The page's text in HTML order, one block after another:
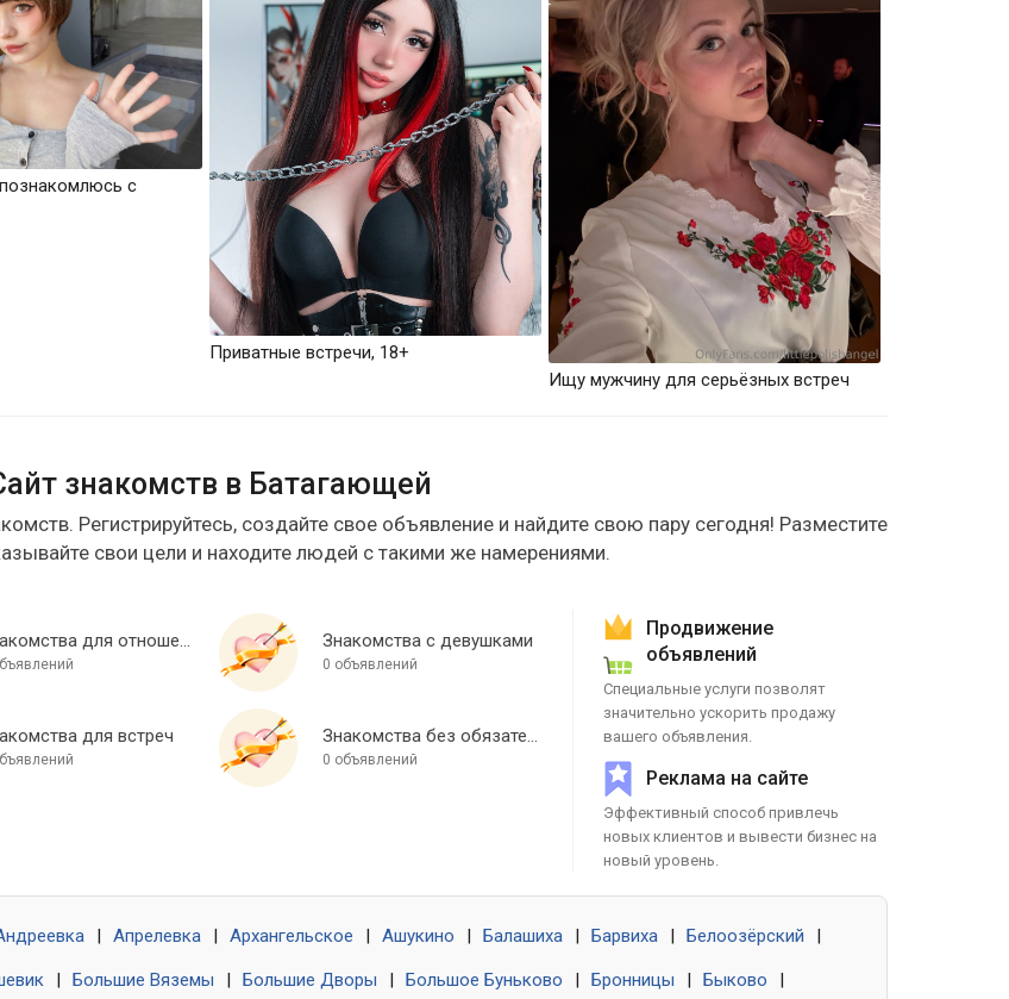
с
Приватные встречи, 18+
Ищу мужчину для серьёзных встреч
знакомств в Батагающей
Регистрируйтесь, создайте свое объявление и найдите свою пару сегодня! Разместите
свои цели и находите людей с такими же намерениями.
Знакомства для отношений Знакомства с девушками
0 объявлений
для встреч Знакомства без обязательств
0 объявлений
Продвижение
объявлений
Специальные услуги позволят
значительно ускорить продажу
вашего объявления.
Реклама на сайте
Эффективный способ привлечь
новых клиентов и вывести бизнес на
новый уровень.
Апрелевка Архангельское Ашукино Балашиха Барвиха Белоозёрский
Большие Вяземы Большие Дворы Большое Буньково Бронницы Быково